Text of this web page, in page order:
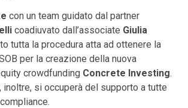
con un team guidato dal partner
coadiuvato dall’associate Giulia
tutta la procedura atta ad ottenere la
per la creazione della nuova
crowdfunding Concrete Investing.
inoltre, si occuperà del supporto a tutte